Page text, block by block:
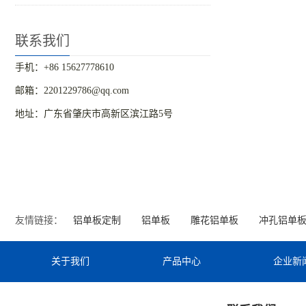
联系我们
手机：+86 15627778610
邮箱：2201229786@qq.com
地址：广东省肇庆市高新区滨江路5号
友情链接： 铝单板定制 铝单板 雕花铝单板 冲孔铝单板
关于我们 产品中心 企业新